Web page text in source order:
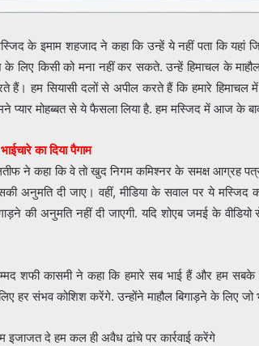
के इमाम शहजाद ने कहा कि उन्हें ये नहीं पता कि यहां
लिए किसी को मना नहीं कर सकते. उन्हें हिमाचल के
हैं। हम सियासी दलों से अपील करते हैं कि हमारे हिमाचल
प्यार मोहब्बत से ये फैसला लिया है. हम मस्जिद में आज के
का दिया पैगाम
ने कहा कि वे तो खुद निगम कमिश्नर के समक्ष आग्रह
अनुमति दी जाए। वहीं, मीडिया के सवाल पर ये मस्जिद
की अनुमति नहीं दी जाएगी. यदि शोएब जमई के
शफी कासमी ने कहा कि हमारे सब भाई हैं और हम
हर संभव कोशिश करेंगे. उन्होंने माहौल बिगाड़ने के लिए जो
इजाजत दे हम कल ही अवैध ढांचे पर कार्रवाई करेंगे